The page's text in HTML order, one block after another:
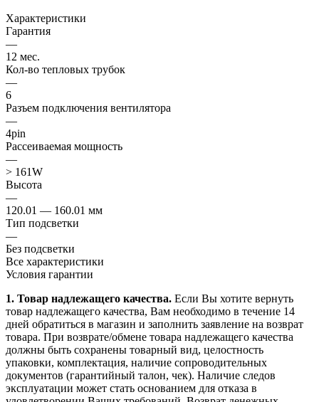
Характеристики
Гарантия
—
12 мес.
Кол-во тепловых трубок
—
6
Разъем подключения вентилятора
—
4pin
Рассеиваемая мощность
—
> 161W
Высота
—
120.01 — 160.01 мм
Тип подсветки
—
Без подсветки
Все характеристики
Условия гарантии
1. Товар надлежащего качества. Если Вы хотите вернуть
товар надлежащего качества, Вам необходимо в течение 14
дней обратиться в магазин и заполнить заявление на возврат
товара. При возврате/обмене товара надлежащего качества
должны быть сохранены товарный вид, целостность
упаковки, комплектация, наличие сопроводительных
документов (гарантийный талон, чек). Наличие следов
эксплуатации может стать основанием для отказа в